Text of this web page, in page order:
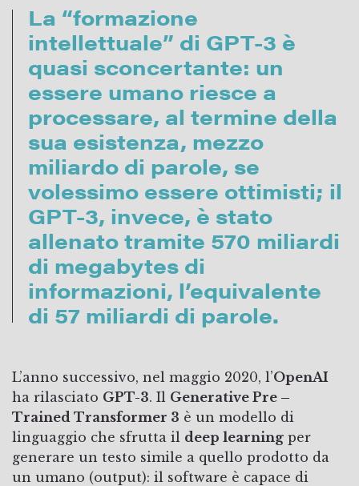
La “formazione
intellettuale” di GPT-3 è
quasi sconcertante: un
essere umano riesce a
processare, al termine della
sua esistenza, mezzo
miliardo di parole, se
volessimo essere ottimisti; il
GPT-3, invece, è stato
allenato tramite 570 miliardi
di megabytes di
informazioni, l’equivalente
di 57 miliardi di parole.
L’anno successivo, nel maggio 2020, l’OpenAI
ha rilasciato GPT-3. Il Generative Pre –
Trained Transformer 3 è un modello di
linguaggio che sfrutta il deep learning per
generare un testo simile a quello prodotto da
un umano (output): il software è capace di